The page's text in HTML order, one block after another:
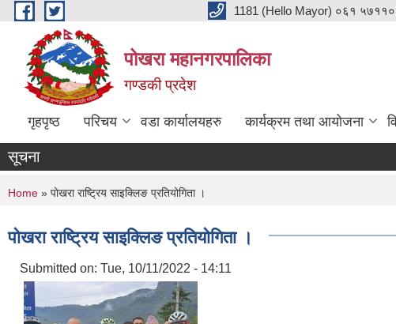
Skip to main content 1181 (Hello Mayor) ०६१
पोखरा महानगरपालिका
गण्डकी प्रदेश
गृहपृष्ठ परिचय वडा कार्यालयहरु कार्यक्रम तथा आयोजना
सूचना
You are here
Home » पोखरा राष्ट्रिय साइक्लिङ प्रतियोगिता ।
पोखरा राष्ट्रिय साइक्लिङ प्रतियोगिता ।
Submitted on: Tue, 10/11/2022 - 14:11